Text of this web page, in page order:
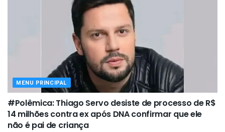
MENU PRINCIPAL
#Polêmica: Thiago Servo desiste de processo de R$
14 milhões contra ex após DNA confirmar que ele
não é pai de criança